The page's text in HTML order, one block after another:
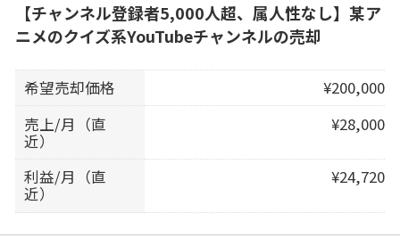
【チャンネル登録者5,000人超、属人性なし】某ア
ニメのクイズ系YouTubeチャンネルの売却
希望売却価格
¥200,000
売上/月（直
近）
¥28,000
利益/月（直
近）
¥24,720